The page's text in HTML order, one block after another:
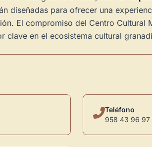
diseñadas para ofrecer una
El compromiso del Centro Cultural
clave en el ecosistema cultural
Teléfono
958 43 96 97